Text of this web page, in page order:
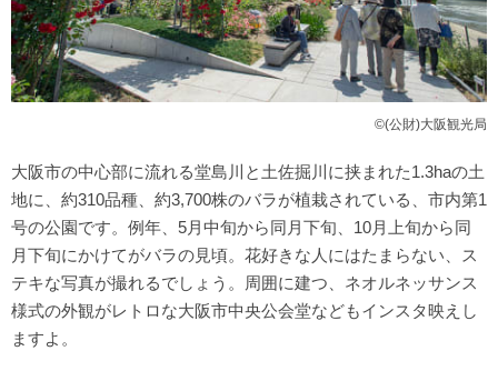
©(公財)大阪観光局
大阪市の中心部に流れる堂島川と土佐掘川に挟まれた1.3haの土
地に、約310品種、約3,700株のバラが植栽されている、市内第1
号の公園です。例年、5月中旬から同月下旬、10月上旬から同
月下旬にかけてがバラの見頃。花好きな人にはたまらない、ス
テキな写真が撮れるでしょう。周囲に建つ、ネオルネッサンス
様式の外観がレトロな大阪市中央公会堂などもインスタ映えし
ますよ。